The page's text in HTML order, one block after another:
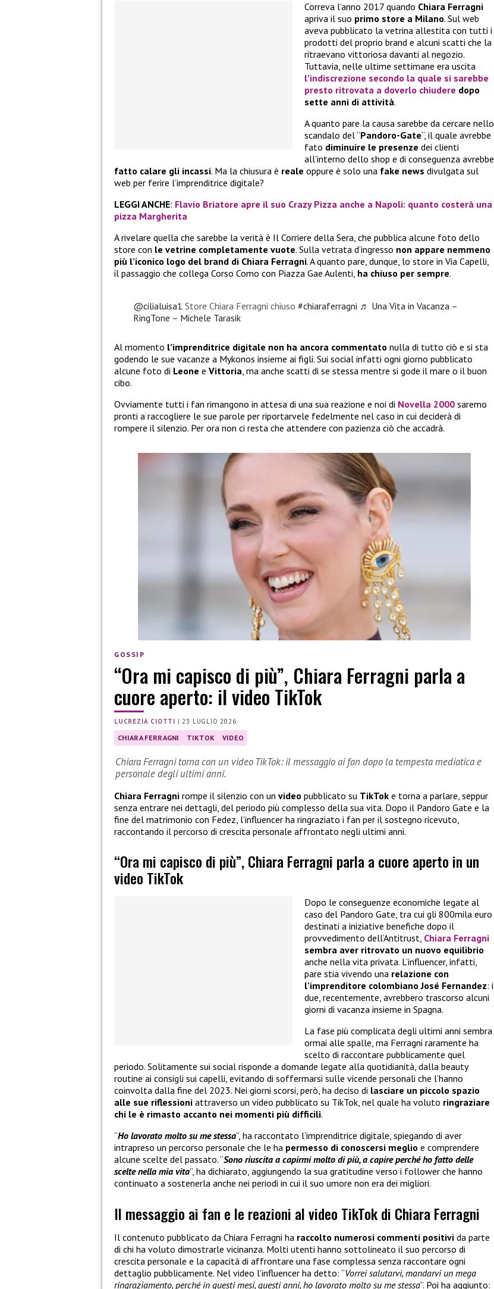
Correva l’anno 2017 quando Chiara Ferragni
apriva il suo primo store a Milano. Sul web
aveva pubblicato la vetrina allestita con tutti i
prodotti del proprio brand e alcuni scatti che la
ritraevano vittoriosa davanti al negozio.
Tuttavia, nelle ultime settimane era uscita
l’indiscrezione secondo la quale si sarebbe
presto ritrovata a doverlo chiudere dopo
sette anni di attività.
A quanto pare la causa sarebbe da cercare nello
scandalo del “Pandoro-Gate“, il quale avrebbe
fato diminuire le presenze dei clienti
all’interno dello shop e di conseguenza avrebbe
fatto calare gli incassi. Ma la chiusura è reale oppure è solo una fake news divulgata sul
web per ferire l’imprenditrice digitale?
LEGGI ANCHE: Flavio Briatore apre il suo Crazy Pizza anche a Napoli: quanto costerà una
pizza Margherita
A rivelare quella che sarebbe la verità è Il Corriere della Sera, che pubblica alcune foto dello
store con le vetrine completamente vuote. Sulla vetrata d’ingresso non appare nemmeno
più l’iconico logo del brand di Chiara Ferragni. A quanto pare, dunque, lo store in Via Capelli,
il passaggio che collega Corso Como con Piazza Gae Aulenti, ha chiuso per sempre.
@cilialuisa1 Store Chiara Ferragni chiuso #chiaraferragni ♬ Una Vita in Vacanza –
RingTone – Michele Tarasik
Al momento l’imprenditrice digitale non ha ancora commentato nulla di tutto ciò e si sta
godendo le sue vacanze a Mykonos insieme ai figli. Sui social infatti ogni giorno pubblicato
alcune foto di Leone e Vittoria, ma anche scatti di se stessa mentre si gode il mare o il buon
cibo.
Ovviamente tutti i fan rimangono in attesa di una sua reazione e noi di Novella 2000 saremo
pronti a raccogliere le sue parole per riportarvele fedelmente nel caso in cui deciderà di
rompere il silenzio. Per ora non ci resta che attendere con pazienza ciò che accadrà.
GOSSIP
“Ora mi capisco di più”, Chiara Ferragni parla a
cuore aperto: il video TikTok
LUCREZIA CIOTTI |23 LUGLIO 2026
CHIARA FERRAGNI TIKTOK VIDEO
Chiara Ferragni torna con un video TikTok: il messaggio ai fan dopo la tempesta mediatica e
personale degli ultimi anni.
Chiara Ferragni rompe il silenzio con un video pubblicato su TikTok e torna a parlare, seppur
senza entrare nei dettagli, del periodo più complesso della sua vita. Dopo il Pandoro Gate e la
fine del matrimonio con Fedez, l’influencer ha ringraziato i fan per il sostegno ricevuto,
raccontando il percorso di crescita personale affrontato negli ultimi anni.
“Ora mi capisco di più”, Chiara Ferragni parla a cuore aperto in un
video TikTok
Dopo le conseguenze economiche legate al
caso del Pandoro Gate, tra cui gli 800mila euro
destinati a iniziative benefiche dopo il
provvedimento dell’Antitrust, Chiara Ferragni
sembra aver ritrovato un nuovo equilibrio
anche nella vita privata. L’influencer, infatti,
pare stia vivendo una relazione con
l’imprenditore colombiano José Fernandez: i
due, recentemente, avrebbero trascorso alcuni
giorni di vacanza insieme in Spagna.
La fase più complicata degli ultimi anni sembra
ormai alle spalle, ma Ferragni raramente ha
scelto di raccontare pubblicamente quel
periodo. Solitamente sui social risponde a domande legate alla quotidianità, dalla beauty
routine ai consigli sui capelli, evitando di soffermarsi sulle vicende personali che l’hanno
coinvolta dalla fine del 2023. Nei giorni scorsi, però, ha deciso di lasciare un piccolo spazio
alle sue riflessioni attraverso un video pubblicato su TikTok, nel quale ha voluto ringraziare
chi le è rimasto accanto nei momenti più difficili.
“Ho lavorato molto su me stessa”, ha raccontato l’imprenditrice digitale, spiegando di aver
intrapreso un percorso personale che le ha permesso di conoscersi meglio e comprendere
alcune scelte del passato. “Sono riuscita a capirmi molto di più, a capire perché ho fatto delle
scelte nella mia vita”, ha dichiarato, aggiungendo la sua gratitudine verso i follower che hanno
continuato a sostenerla anche nei periodi in cui il suo umore non era dei migliori.
Il messaggio ai fan e le reazioni al video TikTok di Chiara Ferragni
Il contenuto pubblicato da Chiara Ferragni ha raccolto numerosi commenti positivi da parte
di chi ha voluto dimostrarle vicinanza. Molti utenti hanno sottolineato il suo percorso di
crescita personale e la capacità di affrontare una fase complessa senza raccontare ogni
dettaglio pubblicamente. Nel video l’influencer ha detto: “Vorrei salutarvi, mandarvi un mega
ringraziamento, perché in questi mesi, questi anni, ho lavorato molto su me stessa”. Poi ha aggiunto: